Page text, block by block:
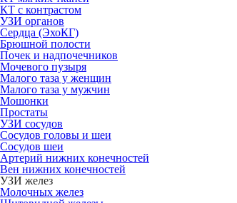
КТ с контрастом
УЗИ органов
Сердца (ЭхоКГ)
Брюшной полости
Почек и надпочечников
Мочевого пузыря
Малого таза у женщин
Малого таза у мужчин
Мошонки
Простаты
УЗИ сосудов
Сосудов головы и шеи
Сосудов шеи
Артерий нижних конечностей
Вен нижних конечностей
УЗИ желез
Молочных желез